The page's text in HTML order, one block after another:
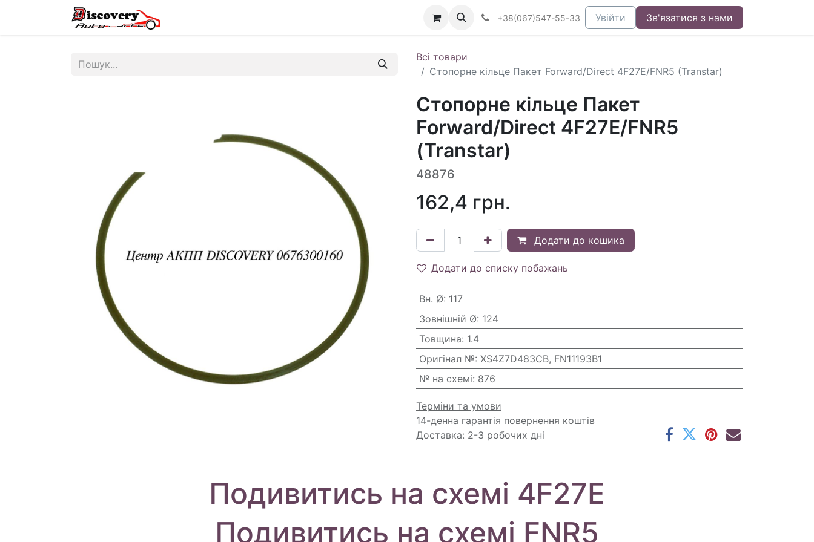
+38(067)547-55-33 Увійти Зв'язатися з нами
Всі товари
Стопорне кільце Пакет Forward/Direct 4F27E/FNR5 (Transtar)
Стопорне кільце Пакет
Forward/Direct 4F27E/FNR5
(Transtar)
48876
162,4 грн.
Додати до кошика
Додати до списку побажань
Вн. Ø: 117
Зовнішній Ø: 124
Товщина: 1.4
Оригінал №: XS4Z7D483CB, FN11193B1
№ на схемі: 876
Терміни та умови
14-денна гарантія повернення коштів
Доставка: 2-3 робочих дні
Подивитись на схемі 4F27E
Подивитись на схемі FNR5